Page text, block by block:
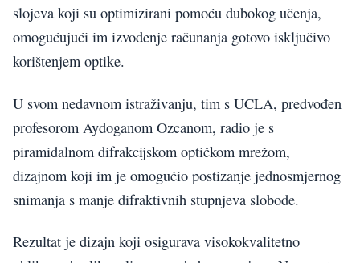
slojeva koji su optimizirani pomoću dubokog učenja,
omogućujući im izvođenje računanja gotovo isključivo
korištenjem optike.
U svom nedavnom istraživanju, tim s UCLA, predvođen
profesorom Aydoganom Ozcanom, radio je s
piramidalnom difrakcijskom optičkom mrežom,
dizajnom koji im je omogućio postizanje jednosmjernog
snimanja s manje difraktivnih stupnjeva slobode.
Rezultat je dizajn koji osigurava visokokvalitetno